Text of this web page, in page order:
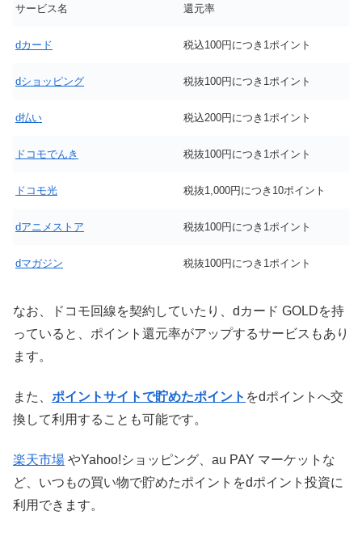
サービス名 還元率
dカード 税込100円につき1ポイント
dショッピング 税抜100円につき1ポイント
d払い 税込200円につき1ポイント
ドコモでんき 税抜100円につき1ポイント
ドコモ光 税抜1,000円につき10ポイント
dアニメストア 税抜100円につき1ポイント
dマガジン 税抜100円につき1ポイント
なお、ドコモ回線を契約していたり、dカード GOLDを持
っていると、ポイント還元率がアップするサービスもあり
ます。
また、 ポイントサイトで貯めたポイント をdポイントへ交
換して利用することも可能です。
楽天市場 やYahoo!ショッピング、au PAY マーケットな
ど、いつもの買い物で貯めたポイントをdポイント投資に
利用できます。